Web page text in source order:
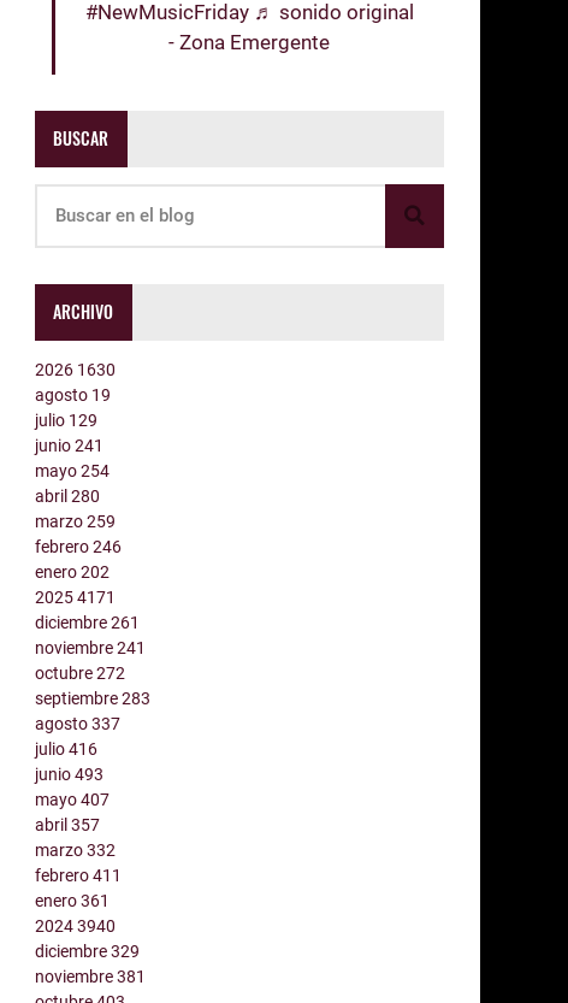
#NewMusicFriday ♬ sonido original
- Zona Emergente
BUSCAR
ARCHIVO
2026 1630
agosto 19
julio 129
junio241
mayo254
abril280
marzo259
febrero246
enero202
20254171
diciembre261
noviembre241
octubre272
septiembre283
agosto337
julio416
junio493
mayo407
abril357
marzo332
febrero411
enero361
20243940
diciembre329
noviembre381